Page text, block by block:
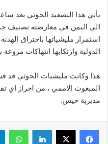
يأتي هذا التصعيد الحوثي بعد
الي اليمن في معارضته تصنيف
استمرار مليشياتها باختراق
الدولية وارتكابها انتهاكات
هذا وكانت مليشيات الحوثي
المبعوث الاممي ، من احراز اي
مديرية حيس.
لينكدإن